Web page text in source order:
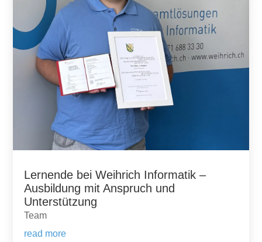
Lernende bei Weihrich Informatik –
Ausbildung mit Anspruch und
Unterstützung
Team
read more